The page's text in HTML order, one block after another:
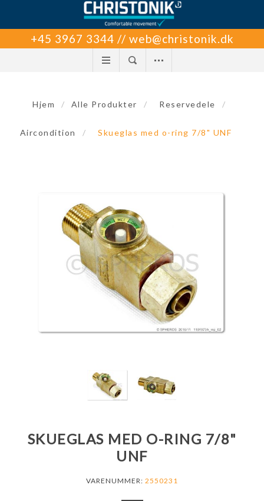
+45 3967 3344 // web@christonik.dk
Hjem / Alle Produkter / Reservedele /
Aircondition / Skueglas med o-ring 7/8" UNF
SKUEGLAS MED O-RING 7/8"
UNF
VARENUMMER: 2550231